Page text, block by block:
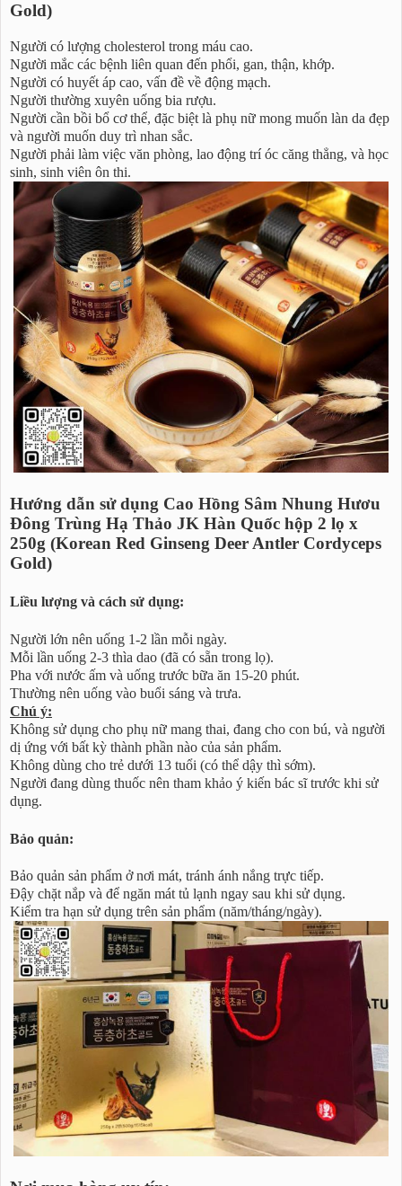
Gold)
Người có lượng cholesterol trong máu cao.
Người mắc các bệnh liên quan đến phổi, gan, thận, khớp.
Người có huyết áp cao, vấn đề về động mạch.
Người thường xuyên uống bia rượu.
Người cần bồi bổ cơ thể, đặc biệt là phụ nữ mong muốn làn da đẹp
và người muốn duy trì nhan sắc.
Người phải làm việc văn phòng, lao động trí óc căng thẳng, và học
sinh, sinh viên ôn thi.
Hướng dẫn sử dụng Cao Hồng Sâm Nhung Hươu
Đông Trùng Hạ Thảo JK Hàn Quốc hộp 2 lọ x
250g (Korean Red Ginseng Deer Antler Cordyceps
Gold)
Liều lượng và cách sử dụng:
Người lớn nên uống 1-2 lần mỗi ngày.
Mỗi lần uống 2-3 thìa dao (đã có sẵn trong lọ).
Pha với nước ấm và uống trước bữa ăn 15-20 phút.
Thường nên uống vào buổi sáng và trưa.
Chú ý:
Không sử dụng cho phụ nữ mang thai, đang cho con bú, và người
dị ứng với bất kỳ thành phần nào của sản phẩm.
Không dùng cho trẻ dưới 13 tuổi (có thể dậy thì sớm).
Người đang dùng thuốc nên tham khảo ý kiến bác sĩ trước khi sử
dụng.
Bảo quản:
Bảo quản sản phẩm ở nơi mát, tránh ánh nắng trực tiếp.
Đậy chặt nắp và để ngăn mát tủ lạnh ngay sau khi sử dụng.
Kiểm tra hạn sử dụng trên sản phẩm (năm/tháng/ngày).